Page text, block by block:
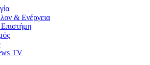
& Ενέργεια
TV